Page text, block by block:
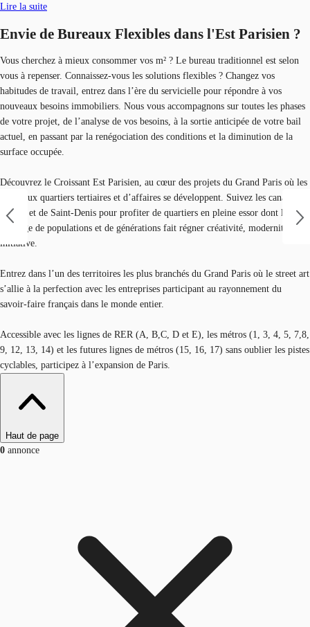
Lire la suite
Envie de Bureaux Flexibles dans l'Est Parisien ?
Vous cherchez à mieux consommer vos m² ? Le bureau traditionnel est selon
vous à repenser. Connaissez-vous les solutions flexibles ? Changez vos
habitudes de travail, entrez dans l’ère du servicielle pour répondre à vos
nouveaux besoins immobiliers. Nous vous accompagnons sur toutes les phases
de votre projet, de l’analyse de vos besoins, à la sortie anticipée de votre bail
actuel, en passant par la renégociation des conditions et la diminution de la
surface occupée.
Découvrez le Croissant Est Parisien, au cœur des projets du Grand Paris où les
nouveaux quartiers tertiaires et d’affaires se développent. Suivez les canaux de
l’Ourq et de Saint-Denis pour profiter de quartiers en pleine essor dont le
brassage de populations et de générations fait régner créativité, modernité et
initiative.
Entrez dans l’un des territoires les plus branchés du Grand Paris où le street art
s’allie à la perfection avec les entreprises participant au rayonnement du
savoir-faire français dans le monde entier.
Accessible avec les lignes de RER (A, B,C, D et E), les métros (1, 3, 4, 5, 7,8,
9, 12, 13, 14) et les futures lignes de métros (15, 16, 17) sans oublier les pistes
cyclables, participez à l’expansion de Paris.
Haut de page
0 annonce